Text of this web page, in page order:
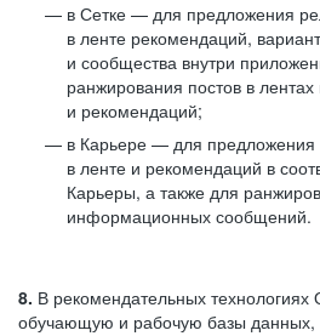
в Сетке — для предложения
в ленте рекомендаций,
и сообщества внутри
ранжирования постов в лентах
и рекомендаций;
в Карьере — для предложения
в ленте и рекомендаций в
Карьеры, а также для
информационных сообщений.
8. В рекомендательных технологиях
обучающую и рабочую базы